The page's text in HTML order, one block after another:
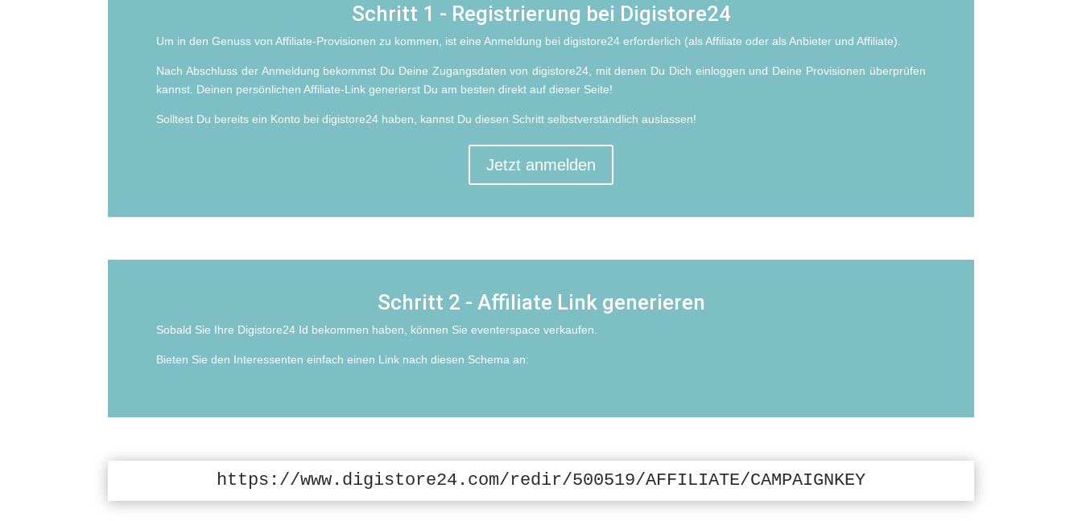
Schritt 1 - Registrierung bei Digistore24
Um in den Genuss von Affiliate-Provisionen zu kommen, ist eine Anmeldung bei digistore24 erforderlich (als Affiliate oder als Anbieter und Affiliate).
Nach Abschluss der Anmeldung bekommst Du Deine Zugangsdaten von digistore24, mit denen Du Dich einloggen und Deine Provisionen überprüfen
kannst. Deinen persönlichen Affiliate-Link generierst Du am besten direkt auf dieser Seite!
Solltest Du bereits ein Konto bei digistore24 haben, kannst Du diesen Schritt selbstverständlich auslassen!
Jetzt anmelden
Schritt 2 - Affiliate Link generieren
Sobald Sie Ihre Digistore24 Id bekommen haben, können Sie eventerspace verkaufen.
Bieten Sie den Interessenten einfach einen Link nach diesen Schema an:
https://www.digistore24.com/redir/500519/AFFILIATE/CAMPAIGNKEY